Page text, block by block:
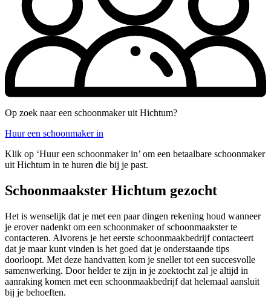
Op zoek naar een schoonmaker uit Hichtum?
Huur een schoonmaker in
Klik op ‘Huur een schoonmaker in’ om een betaalbare schoonmaker
uit Hichtum in te huren die bij je past.
Schoonmaakster Hichtum gezocht
Het is wenselijk dat je met een paar dingen rekening houd wanneer
je erover nadenkt om een schoonmaker of schoonmaakster te
contacteren. Alvorens je het eerste schoonmaakbedrijf contacteert
dat je maar kunt vinden is het goed dat je onderstaande tips
doorloopt. Met deze handvatten kom je sneller tot een succesvolle
samenwerking. Door helder te zijn in je zoektocht zal je altijd in
aanraking komen met een schoonmaakbedrijf dat helemaal aansluit
bij je behoeften.